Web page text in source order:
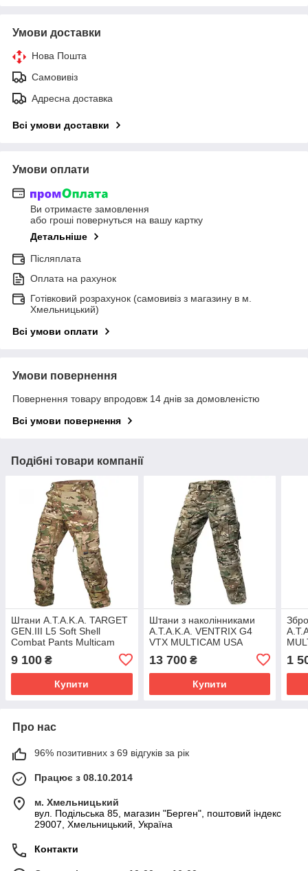
Умови доставки
Нова Пошта
Самовивіз
Адресна доставка
Всі умови доставки
Умови оплати
Ви отримаєте замовлення
або гроші повернуться на вашу картку
Детальніше
Післяплата
Оплата на рахунок
Готівковий розрахунок (самовивіз з магазину в м.
Хмельницький)
Всі умови оплати
Умови повернення
Повернення товару впродовж 14 днів за домовленістю
Всі умови повернення
Подібні товари компанії
Штани A.T.A.K.A. TARGET
GEN.III L5 Soft Shell
Combat Pants Multicam
9 100 ₴
Купити
Штани з наколінниками
A.T.A.K.A. VENTRIX G4
VTX MULTICAM USA
13 700₴
Купити
1
Про нас
96% позитивних з 69 відгуків за рік
Працює з 08.10.2014
м. Хмельницький
вул. Подільська 85, магазин "Берген", поштовий індекс
29007, Хмельницький, Україна
Контакти